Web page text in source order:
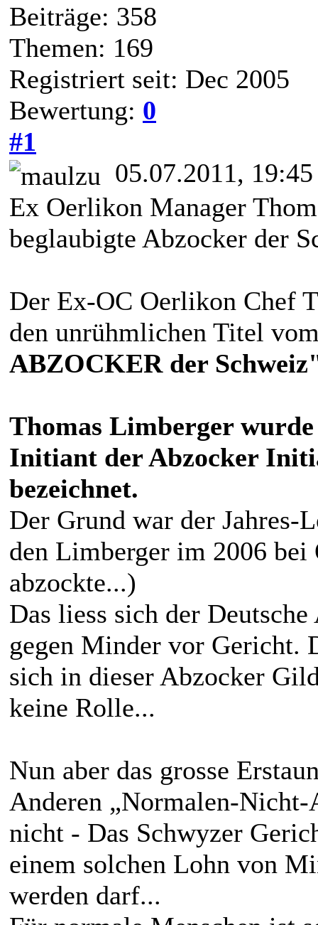
Beiträge: 358
Themen: 169
Registriert seit: Dec 2005
Bewertung: 0
#1
05.07.2011, 19:45
Ex Oerlikon Manager
beglaubigte Abzocker der
Der Ex-OC Oerlikon Chef
den unrühmlichen Titel
ABZOCKER der
Thomas Limberger
Initiant der Abzocker
bezeichnet.
Der Grund war der
den Limberger im 2006 bei
abzockte...)
Das liess sich der
gegen Minder vor Gericht.
sich in dieser Abzocker
keine Rolle...
Nun aber das grosse
Anderen „Normalen-
nicht - Das Schwyzer
einem solchen Lohn von
werden darf...